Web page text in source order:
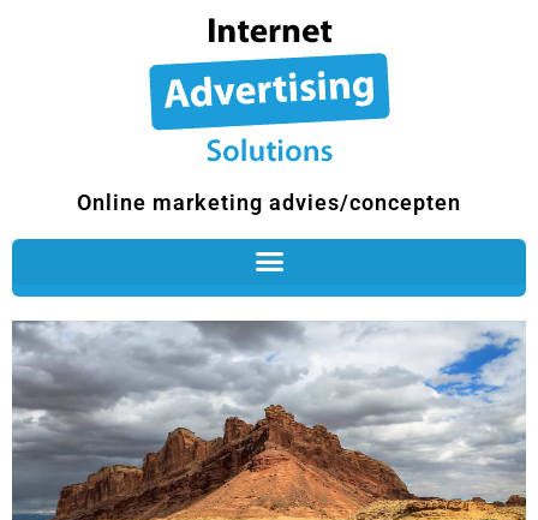
Online marketing advies/concepten